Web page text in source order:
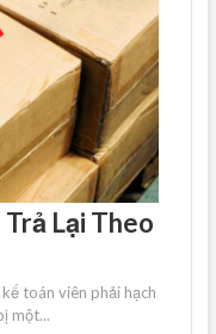
Lại Theo
toán viên phải hạch
một...